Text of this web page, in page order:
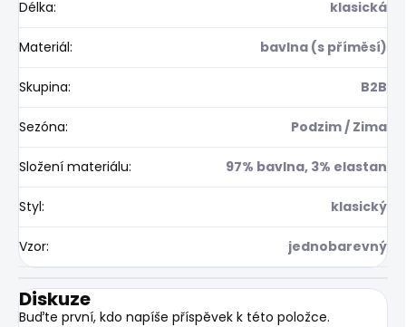
Délka: klasická
Materiál: bavlna (s příměsí)
Skupina: B2B
Sezóna: Podzim / Zima
Složení materiálu: 97% bavlna, 3% elastan
Styl: klasický
Vzor: jednobarevný
Diskuze
Buďte první, kdo napíše příspěvek k této položce.